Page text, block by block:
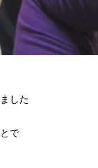
した
で